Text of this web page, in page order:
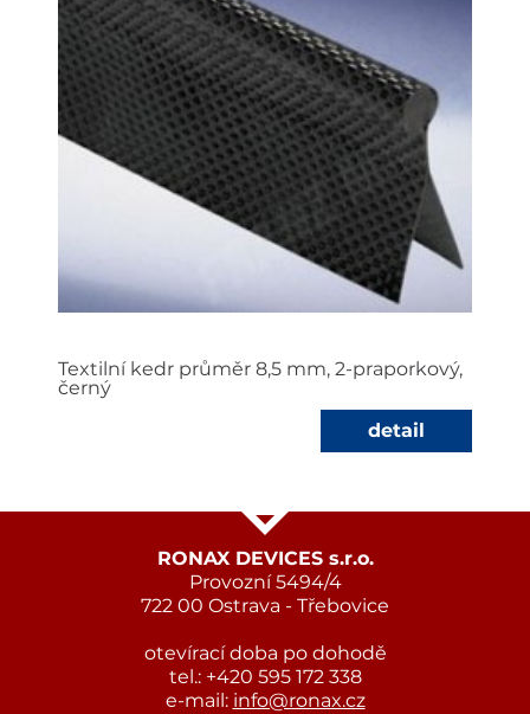
Textilní kedr průměr 8,5 mm, 2-praporkový,
černý
detail
RONAX DEVICES s.r.o.
Provozní 5494/4
722 00 Ostrava - Třebovice
otevírací doba po dohodě
tel.: +420 595 172 338
e-mail: info@ronax.cz